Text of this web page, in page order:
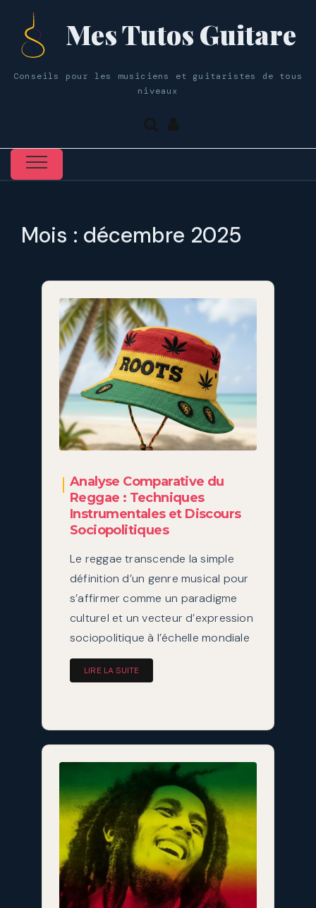
Mes Tutos Guitare
Conseils pour les musiciens et guitaristes de tous
niveaux
Mois : décembre 2025
Analyse Comparative du
Reggae : Techniques
Instrumentales et Discours
Sociopolitiques
Le reggae transcende la simple
définition d’un genre musical pour
s’affirmer comme un paradigme
culturel et un vecteur d’expression
sociopolitique à l’échelle mondiale
LIRE LA SUITE